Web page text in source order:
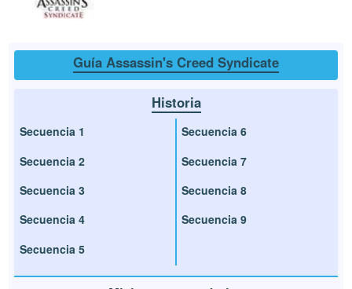
Guía Assassin's Creed Syndicate
Historia
Secuencia 1
Secuencia 2
Secuencia 3
Secuencia 4
Secuencia 5
Secuencia 6
Secuencia 7
Secuencia 8
Secuencia 9